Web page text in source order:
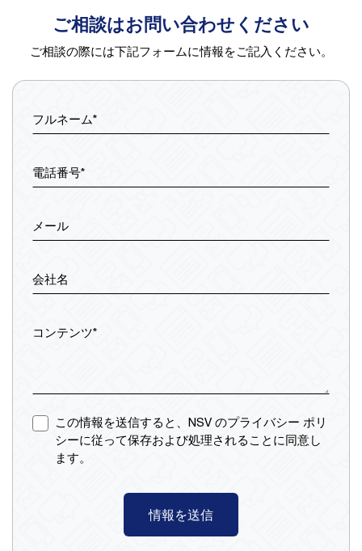
ご相談はお問い合わせください
ご相談の際には下記フォームに情報をご記入ください。
フルネーム*
電話番号*
メール
会社名
コンテンツ*
この情報を送信すると、NSV のプライバシー ポリ
シーに従って保存および処理されることに同意し
ます。
情報を送信